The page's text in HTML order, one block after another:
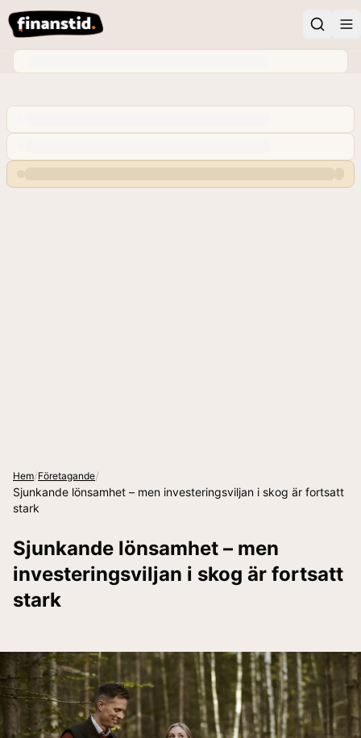
Hem/Företagande/
Sjunkande lönsamhet – men investeringsviljan i skog är fortsatt
stark
Sjunkande lönsamhet – men
investeringsviljan i skog är fortsatt
stark